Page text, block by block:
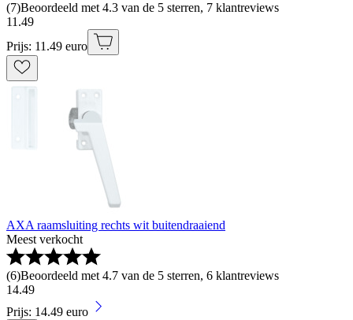
(7)Beoordeeld met 4.3 van de 5 sterren, 7 klantreviews
11 .49
Prijs: 11.49 euro
AXA raamsluiting rechts wit buitendraaiend
Meest verkocht
(6)Beoordeeld met 4.7 van de 5 sterren, 6 klantreviews
14.49
Prijs: 14.49 euro